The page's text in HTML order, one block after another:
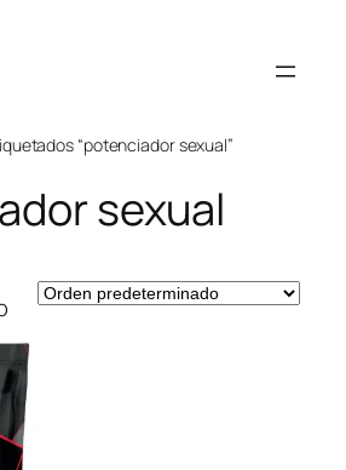
“potenciador sexual”
sexual